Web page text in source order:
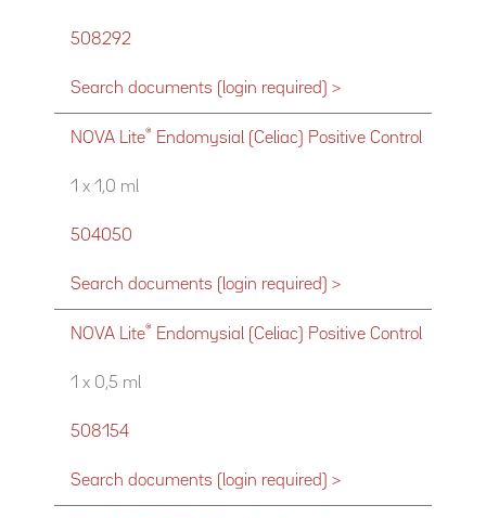
508292
Search documents (login required) >
NOVA Lite® Endomysial (Celiac) Positive Control
1 x 1,0 ml
504050
Search documents (login required) >
NOVA Lite® Endomysial (Celiac) Positive Control
1 x 0,5 ml
508154
Search documents (login required) >